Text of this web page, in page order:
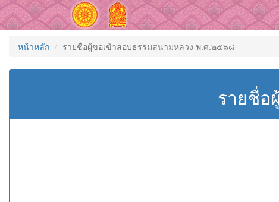
หน้าหลัก รายชื่อผู้ขอเข้าสอบธรรมสนามหลวง พ.ศ.๒๕๖๘
รายชื่อ